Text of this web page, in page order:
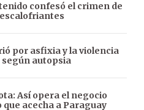
confesó el crimen de
por asfixia y la violencia
según autopsia
Así opera el negocio
acecha a Paraguay